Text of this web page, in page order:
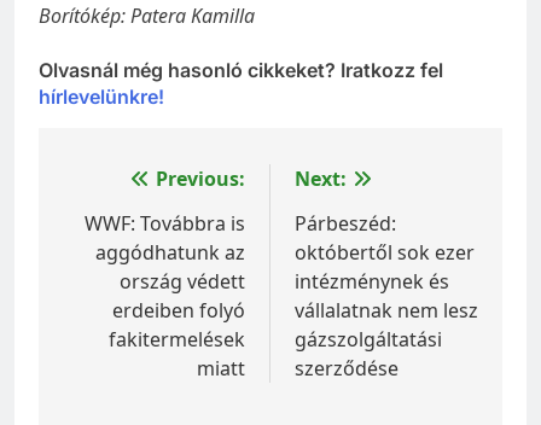
Borítókép: Patera Kamilla
Olvasnál még hasonló cikkeket? Iratkozz fel
hírlevelünkre!
Bejegyzés
navigáció
Previous:
WWF: Továbbra is
aggódhatunk az
ország védett
erdeiben folyó
fakitermelések
miatt
Next:
Párbeszéd:
októbertől sok ezer
intézménynek és
vállalatnak nem lesz
gázszolgáltatási
szerződése